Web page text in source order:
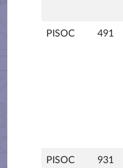
PISOC 491
PISOC 931